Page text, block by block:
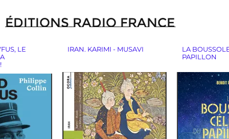
ÉDITIONS RADIO FRANCE
LE
IRAN. KARIMI - MUSAVI
LA
PAPILLON